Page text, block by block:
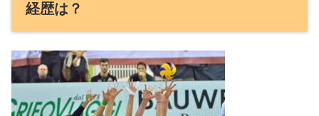
経歴は？